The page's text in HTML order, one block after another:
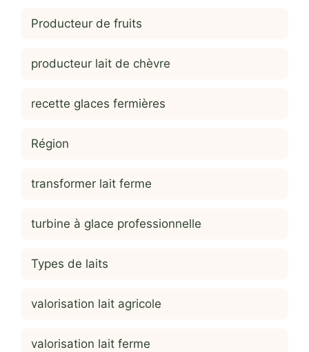
Producteur de fruits
producteur lait de chèvre
recette glaces fermières
Région
transformer lait ferme
turbine à glace professionnelle
Types de laits
valorisation lait agricole
valorisation lait ferme